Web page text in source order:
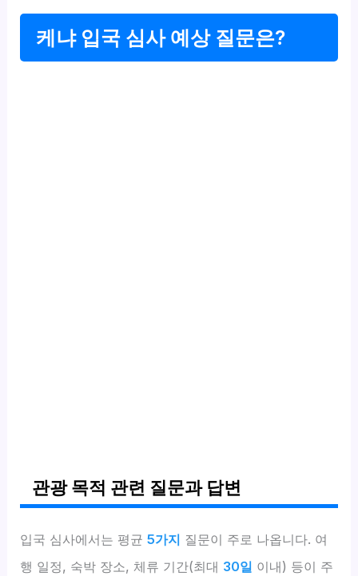
케냐 입국 심사 예상 질문은?
관광 목적 관련 질문과 답변
입국 심사에서는 평균5가지 질문이 주로 나옵니다. 여
행 일정, 숙박 장소, 체류 기간(최대 30일 이내) 등이 주